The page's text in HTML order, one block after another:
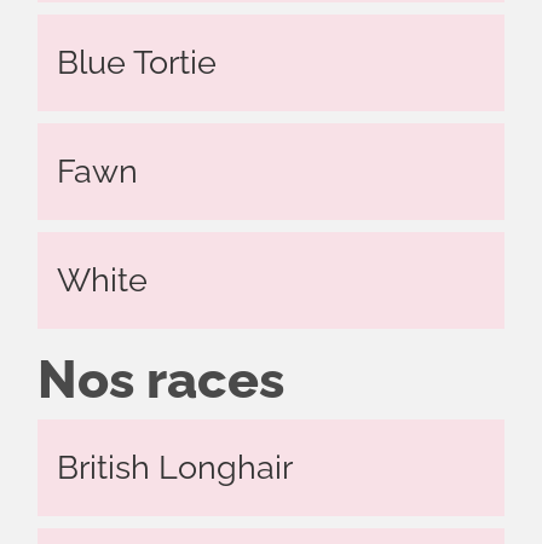
Blue Tortie
Fawn
White
Nos races
British Longhair